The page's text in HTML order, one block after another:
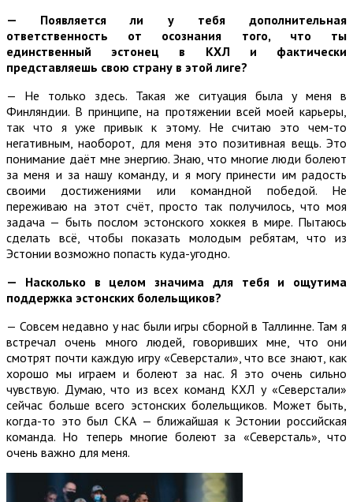
— Появляется ли у тебя дополнительная
ответственность от осознания того, что ты
единственный эстонец в КХЛ и фактически
представляешь свою страну в этой лиге?
— Не только здесь. Такая же ситуация была у меня в
Финляндии. В принципе, на протяжении всей моей карьеры,
так что я уже привык к этому. Не считаю это чем-то
негативным, наоборот, для меня это позитивная вещь. Это
понимание даёт мне энергию. Знаю, что многие люди болеют
за меня и за нашу команду, и я могу принести им радость
своими достижениями или командной победой. Не
переживаю на этот счёт, просто так получилось, что моя
задача — быть послом эстонского хоккея в мире. Пытаюсь
сделать всё, чтобы показать молодым ребятам, что из
Эстонии возможно попасть куда-угодно.
— Насколько в целом значима для тебя и ощутима
поддержка эстонских болельщиков?
— Совсем недавно у нас были игры сборной в Таллинне. Там я
встречал очень много людей, говоривших мне, что они
смотрят почти каждую игру «Северстали», что все знают, как
хорошо мы играем и болеют за нас. Я это очень сильно
чувствую. Думаю, что из всех команд КХЛ у «Северстали»
сейчас больше всего эстонских болельщиков. Может быть,
когда-то это был СКА — ближайшая к Эстонии российская
команда. Но теперь многие болеют за «Северсталь», что
очень важно для меня.